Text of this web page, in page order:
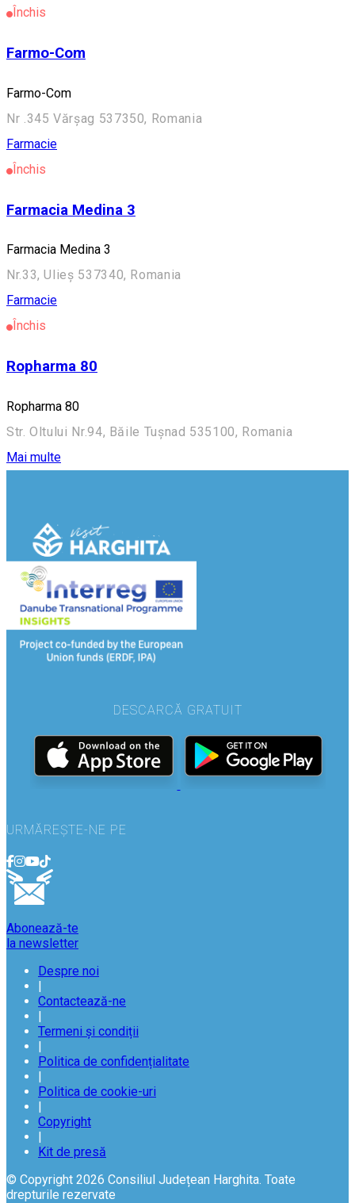
Închis
Farmo-Com
Farmo-Com
Nr .345 Vărșag 537350, Romania
Farmacie
Închis
Farmacia Medina 3
Farmacia Medina 3
Nr.33, Ulieș 537340, Romania
Farmacie
Închis
Ropharma 80
Ropharma 80
Str. Oltului Nr.94, Băile Tușnad 535100, Romania
Mai multe
DESCARCĂ GRATUIT
URMĂREȘTE-NE PE
Abonează-te
la newsletter
Despre noi
|
Contactează-ne
|
Termeni și condiții
|
Politica de confidențialitate
|
Politica de cookie-uri
|
Copyright
|
Kit de presă
© Copyright 2026 Consiliul Județean Harghita. Toate
drepturile rezervate